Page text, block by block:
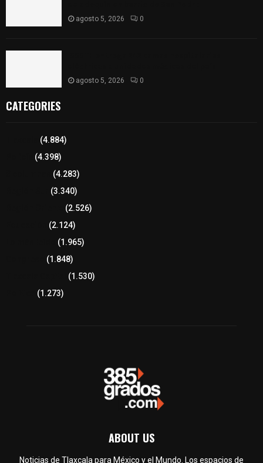
agosto 5, 2026 0
agosto 5, 2026 0
CATEGORIES
(4.884)
(4.398)
(4.283)
(3.340)
(2.526)
(2.124)
(1.965)
(1.848)
(1.530)
(1.273)
ABOUT US
Noticias de Tlaxcala para México y el Mundo. Los espacios de